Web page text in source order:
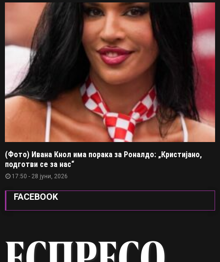
(Фото) Ивана Кнол има порака за Роналдо: „Кристијано,
подготви се за нас“
17:50 - 28 јуни, 2026
FACEBOOK